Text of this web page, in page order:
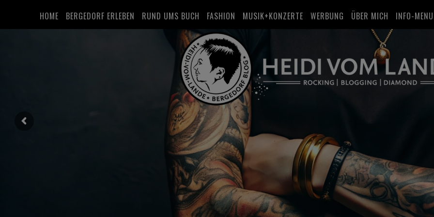
HOME BERGEDORF ERLEBEN RUND UMS BUCH FASHION MUSIK+KONZERTE WERBUNG ÜBER MICH INFO-